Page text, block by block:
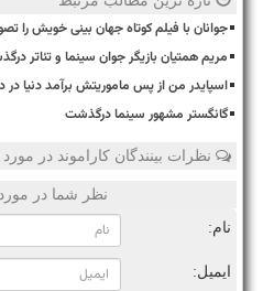
جوانان با فیلم کوتاه جهان بینی خویش را
مریم همتیان بازیگر جوان سینما و تئاتر
اسپایدر من از پس ماموریتش برآمد دنیا
گانگستر مشهور سینما درگذشت
نظرات بینندگان کاراموند در
نظر شما در
نام:
ایمیل: